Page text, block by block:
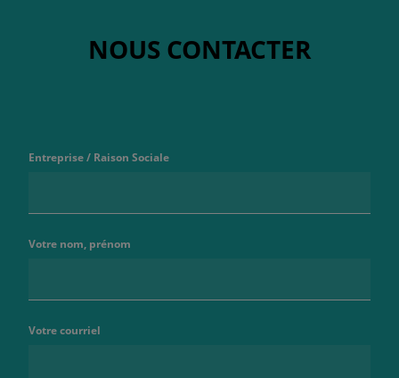
NOUS CONTACTER
Entreprise / Raison Sociale
Votre nom, prénom
Votre courriel